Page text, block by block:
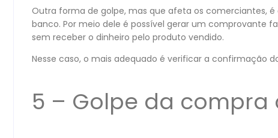
Outra forma de golpe, mas que afeta os comerciantes,
banco. Por meio dele é possível gerar um comprovante
sem receber o dinheiro pelo produto vendido.
Nesse caso, o mais adequado é verificar a confirmação
5 – Golpe da compra